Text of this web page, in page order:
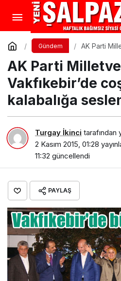
Gündem
AK Parti
AK Parti
Vakfıkebir’de
kalabalığa
Turgay İkinci tarafından
2 Kasım 2015, 01:28
11:32 güncellendi
PAYLAŞ